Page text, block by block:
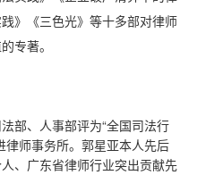
》《三色光》等十多部对律师
专著。
部、人事部评为“全国司法行
律师事务所。郭星亚本人先后
、广东省律师行业突出贡献先